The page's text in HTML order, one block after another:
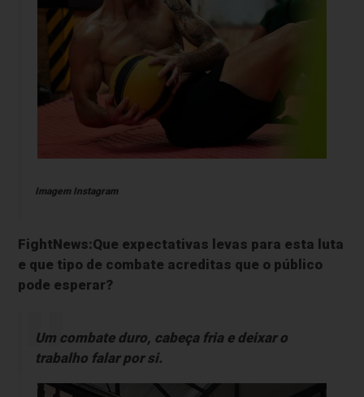
Imagem Instagram
FightNews:Que expectativas levas para esta luta
e que tipo de combate acreditas que o público
pode esperar?
Um combate duro, cabeça fria e deixar o
trabalho falar por si.